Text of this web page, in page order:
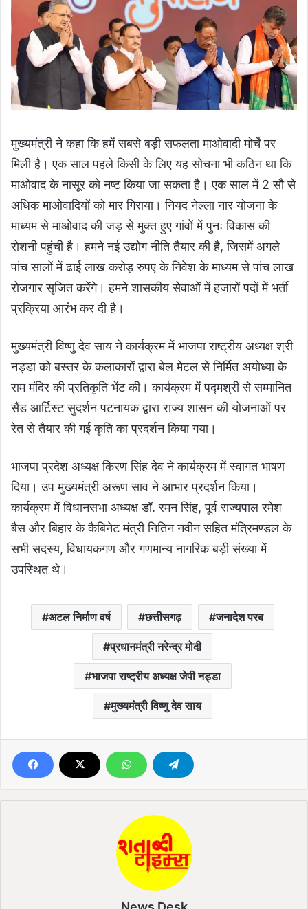
मुख्यमंत्री ने कहा कि हमें सबसे बड़ी सफलता माओवादी मोर्चे पर
मिली है। एक साल पहले किसी के लिए यह सोचना भी कठिन था कि
माओवाद के नासूर को नष्ट किया जा सकता है। एक साल में 2 सौ से
अधिक माओवादियों को मार गिराया। नियद नेल्ला नार योजना के
माध्यम से माओवाद की जड़ से मुक्त हुए गांवों में पुनः विकास की
रोशनी पहुंची है। हमने नई उद्योग नीति तैयार की है, जिसमें अगले
पांच सालों में ढाई लाख करोड़ रुपए के निवेश के माध्यम से पांच लाख
रोजगार सृजित करेंगे। हमने शासकीय सेवाओं में हजारों पदों में भर्ती
प्रक्रिया आरंभ कर दी है।
मुख्यमंत्री विष्णु देव साय ने कार्यक्रम में भाजपा राष्ट्रीय अध्यक्ष श्री
नड्डा को बस्तर के कलाकारों द्वारा बेल मेटल से निर्मित अयोध्या के
राम मंदिर की प्रतिकृति भेंट की। कार्यक्रम में पद्मश्री से सम्मानित
सैंड आर्टिस्ट सुदर्शन पटनायक द्वारा राज्य शासन की योजनाओं पर
रेत से तैयार की गई कृति का प्रदर्शन किया गया।
भाजपा प्रदेश अध्यक्ष किरण सिंह देव ने कार्यक्रम में स्वागत भाषण
दिया। उप मुख्यमंत्री अरूण साव ने आभार प्रदर्शन किया।
कार्यक्रम में विधानसभा अध्यक्ष डॉ. रमन सिंह, पूर्व राज्यपाल रमेश
बैस और बिहार के कैबिनेट मंत्री नितिन नवीन सहित मंत्रिमण्डल के
सभी सदस्य, विधायकगण और गणमान्य नागरिक बड़ी संख्या में
उपस्थित थे।
अटल निर्माण वर्ष छत्तीसगढ़ जनादेश परब
प्रधानमंत्री नरेन्द्र मोदी
भाजपा राष्ट्रीय अध्यक्ष जेपी नड्डा
मुख्यमंत्री विष्णु देव साय